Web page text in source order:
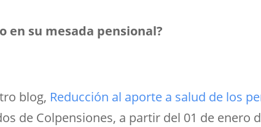
en su mesada pensional?
blog, Reducción al aporte a salud de los
de Colpensiones, a partir del 01 de enero